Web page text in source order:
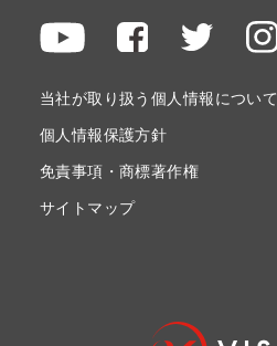
当社が取り扱う個人情報について
個人情報保護方針
免責事項・商標著作権
サイトマップ